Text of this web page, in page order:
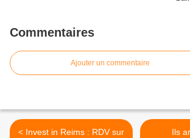
Commentaires
Ajouter un commentaire
< Invest in Reims : RDV sur